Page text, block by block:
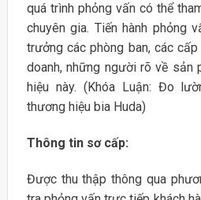
quá trình phỏng vấn có thể
chuyên gia. Tiến hành phỏng
trưởng các phòng ban, các
doanh, những người rõ về sản
hiệu này. (Khóa Luận: Đo
thương hiệu bia Huda)
Thông tin sơ cấp:
Được thu thập thông qua